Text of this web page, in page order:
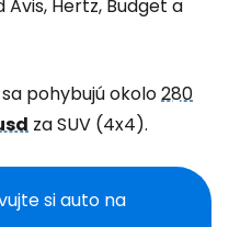
Hertz, Budget a
pohybujú okolo280
za SUV (4x4).
si auto na